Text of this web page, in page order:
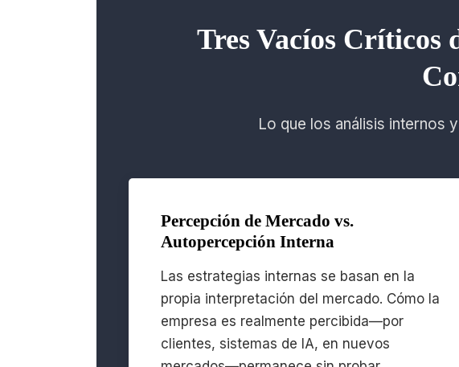
Tres Vacíos Críticos
Lo que los análisis internos
Percepción de Mercado vs.
Autopercepción Interna
Las estrategias internas se basan en la
propia interpretación del mercado. Cómo la
empresa es realmente percibida—por
clientes, sistemas de IA, en nuevos